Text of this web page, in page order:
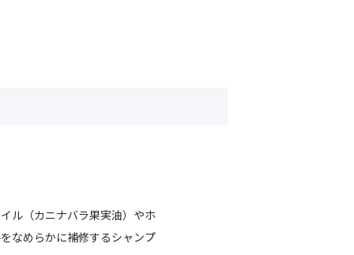
ル（カニナバラ果実油）やホ
なめらかに補修するシャンプ